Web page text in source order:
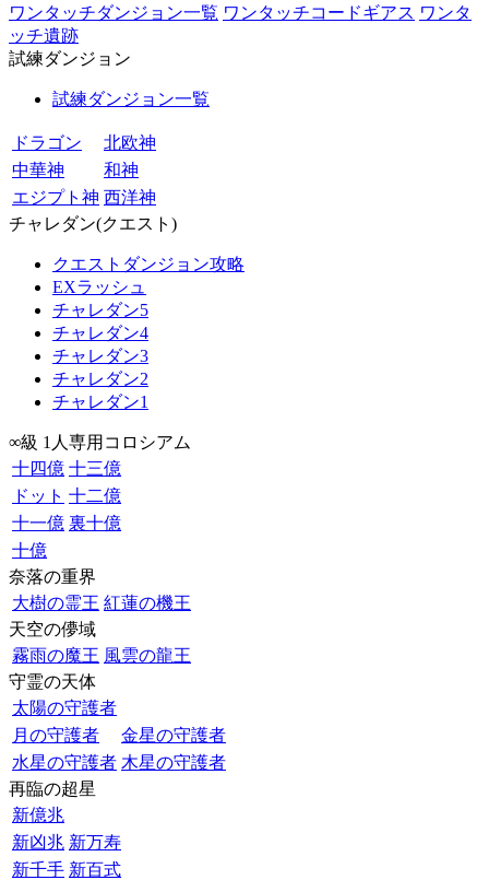
ワンタッチダンジョン一覧 ワンタッチコードギアス ワンタ
ッチ遺跡
試練ダンジョン
試練ダンジョン一覧
ドラゴン
北欧神
中華神
和神
エジプト神 西洋神
チャレダン(クエスト)
クエストダンジョン攻略
EXラッシュ
チャレダン5
チャレダン4
チャレダン3
チャレダン2
チャレダン1
∞級 1人専用コロシアム
十四億 十三億
ドット 十二億
十一億 裏十億
十億
奈落の重界
大樹の霊王 紅蓮の機王
天空の儚域
霧雨の魔王 風雲の龍王
守霊の天体
太陽の守護者
月の守護者
金星の守護者
水星の守護者 木星の守護者
再臨の超星
新億兆
新凶兆 新万寿
新千手 新百式